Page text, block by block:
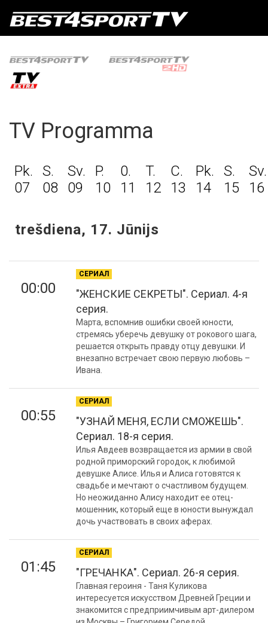
TV Programma
Pk.
07
S.
08
Sv.
09
P.
10
0.
11
T.
12
C.
13
Pk.
14
S.
15
Sv.
16
trešdiena, 17. Jūnijs
00:00
СЕРИАЛ
"ЖЕНСКИЕ СЕКРЕТЫ". Сериал. 4-я
серия.
Марта, вспомнив ошибки своей юности,
стремясь уберечь девушку от рокового шага,
решается открыть правду отцу девушки. И
внезапно встречает свою первую любовь –
Ивана.
00:55
СЕРИАЛ
"УЗНАЙ МЕНЯ, ЕСЛИ СМОЖЕШЬ".
Сериал. 18-я серия.
Илья Авдеев возвращается из армии в свой
родной приморский городок, к любимой
девушке Алисе. Илья и Алиса готовятся к
свадьбе и мечтают о счастливом будущем.
Но неожиданно Алису находит ее отец-
мошенник, который еще в юности вынуждал
дочь участвовать в своих аферах.
01:45
СЕРИАЛ
"ГРЕЧАНКА". Сериал. 26-я серия.
Главная героиня - Таня Куликова
интересуется искусством Древней Греции и
знакомится с предприимчивым арт-дилером